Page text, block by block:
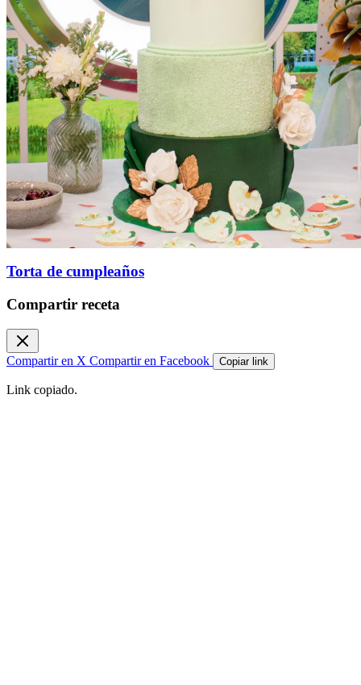
Torta de cumpleaños
Compartir receta
Compartir en X Compartir en Facebook Copiar link
Link copiado.